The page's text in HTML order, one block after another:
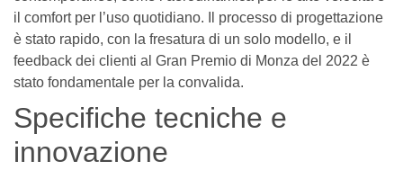
il comfort per l’uso quotidiano. Il processo di progettazione
è stato rapido, con la fresatura di un solo modello, e il
feedback dei clienti al Gran Premio di Monza del 2022 è
stato fondamentale per la convalida.
Specifiche tecniche e
innovazione